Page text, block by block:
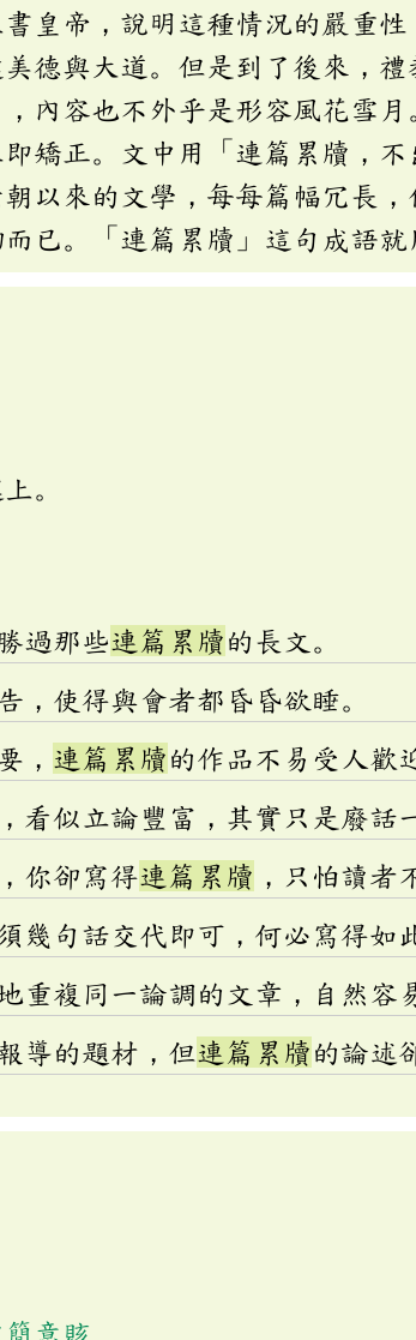
皇帝，說明這種情況的嚴重
德與大道。但是到了後來，
內容也不外乎是形容風花雪
矯正。文中用「連篇累牘，
以來的文學，每每篇幅冗長
已。「連篇累牘」這句成語
。
過那些連篇累牘的長文。
，使得與會者都昏昏欲睡。
， 連篇累牘的作品不易受人歡
，看似立論豐富，其實只是廢話
你卻寫得連篇累牘 ，只怕讀者
幾句話交代即可，何必寫得如
重複同一論調的文章，自然容
導的題材，但連篇累牘的論述
簡意賅